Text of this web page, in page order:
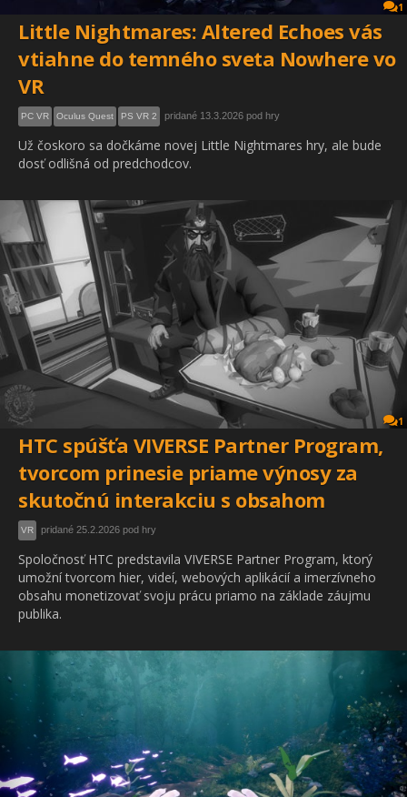
1
Little Nightmares: Altered Echoes vás
vtiahne do temného sveta Nowhere vo
VR
PC VR Oculus Quest PS VR 2 pridané 13.3.2026 pod hry
Už čoskoro sa dočkáme novej Little Nightmares hry, ale bude
dosť odlišná od predchodcov.
1
HTC spúšťa VIVERSE Partner Program,
tvorcom prinesie priame výnosy za
skutočnú interakciu s obsahom
VR pridané 25.2.2026 pod hry
Spoločnosť HTC predstavila VIVERSE Partner Program, ktorý
umožní tvorcom hier, videí, webových aplikácií a imerzívneho
obsahu monetizovať svoju prácu priamo na základe záujmu
publika.